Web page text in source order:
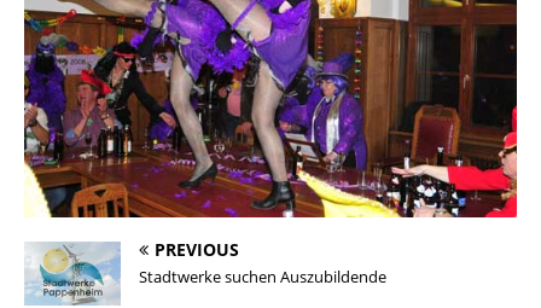
PREVIOUS
Stadtwerke suchen Auszubildende